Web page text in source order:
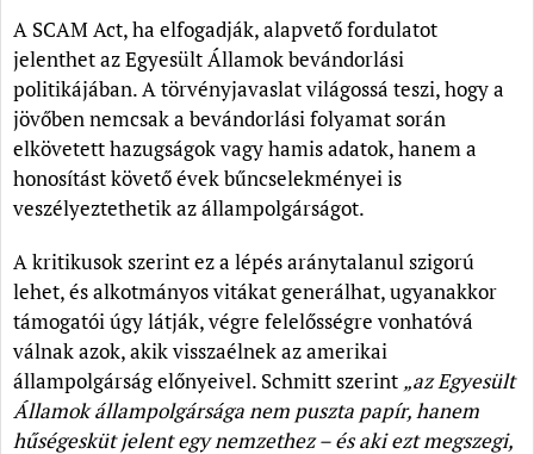
A SCAM Act, ha elfogadják, alapvető fordulatot
jelenthet az Egyesült Államok bevándorlási
politikájában. A törvényjavaslat világossá teszi, hogy a
jövőben nemcsak a bevándorlási folyamat során
elkövetett hazugságok vagy hamis adatok, hanem a
honosítást követő évek bűncselekményei is
veszélyeztethetik az állampolgárságot.
A kritikusok szerint ez a lépés aránytalanul szigorú
lehet, és alkotmányos vitákat generálhat, ugyanakkor
támogatói úgy látják, végre felelősségre vonhatóvá
válnak azok, akik visszaélnek az amerikai
állampolgárság előnyeivel. Schmitt szerint „az Egyesült
Államok állampolgársága nem puszta papír, hanem
hűségesküt jelent egy nemzethez – és aki ezt megszegi,